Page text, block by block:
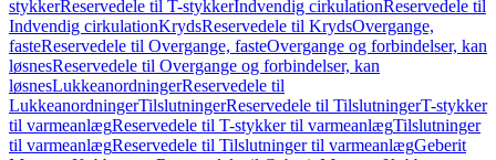
stykkerReservedele til T-stykkerIndvendig cirkulationReservedele til
Indvendig cirkulationKrydsReservedele til KrydsOvergange,
fasteReservedele til Overgange, fasteOvergange og forbindelser, kan
løsnesReservedele til Overgange og forbindelser, kan
løsnesLukkeanordningerReservedele til
LukkeanordningerTilslutningerReservedele til TilslutningerT-stykker
til varmeanlægReservedele til T-stykker til varmeanlægTilslutninger
til varmeanlægReservedele til Tilslutninger til varmeanlægGeberit